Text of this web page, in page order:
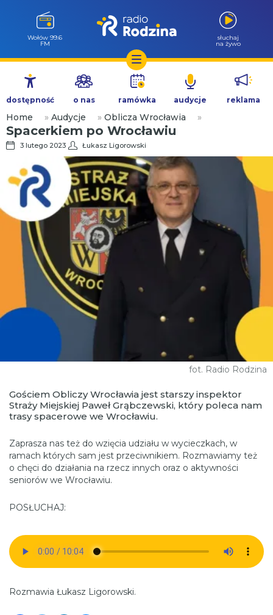
Przejdź
treści
Wołów 99.6
FM
słuchaj
na żywo
dostępność o nas ramówka audycje reklama
Home » Audycje » Oblicza Wrocławia »
Spacerkiem po Wrocławiu
3 lutego 2023 Łukasz Ligorowski
fot. Radio Rodzina
Gościem Obliczy Wrocławia jest starszy inspektor
Straży Miejskiej Paweł Grąbczewski, który poleca nam
trasy spacerowe we Wrocławiu.
Zaprasza nas też do wzięcia udziału w wycieczkach, w
ramach których sam jest przeciwnikiem. Rozmawiamy też
o chęci do działania na rzecz innych oraz o aktywności
seniorów we Wrocławiu.
POSŁUCHAJ:
Rozmawia Łukasz Ligorowski.